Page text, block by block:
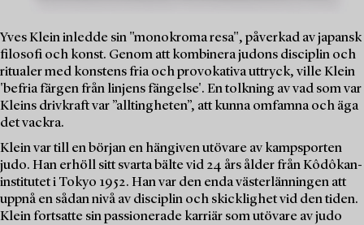
Yves Klein inledde sin "monokroma resa", påverkad av japansk
filosofi och konst. Genom att kombinera judons disciplin och
ritualer med konstens fria och provokativa uttryck, ville Klein
'befria färgen från linjens fängelse'. En tolkning av vad som var
Kleins drivkraft var ”alltingheten”, att kunna omfamna och äga
det vackra.
Klein var till en början en hängiven utövare av kampsporten
judo. Han erhöll sitt svarta bälte vid 24 års ålder från Kôdôkan-
institutet i Tokyo 1952. Han var den enda västerlänningen att
uppnå en sådan nivå av disciplin och skicklighet vid den tiden.
Klein fortsatte sin passionerade karriär som utövare av judo